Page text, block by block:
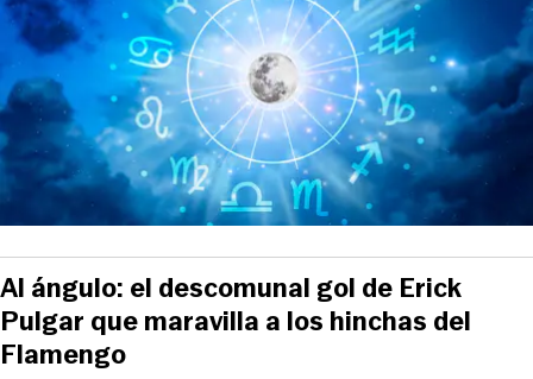
Al ángulo: el descomunal gol de Erick
Pulgar que maravilla a los hinchas del
Flamengo